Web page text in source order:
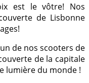
est le vôtre! Nos
de Lisbonne
de nos scooters de
de la capitale
lumière du monde !